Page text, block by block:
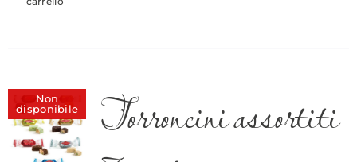
Non
disponibile
Torroncini assortiti